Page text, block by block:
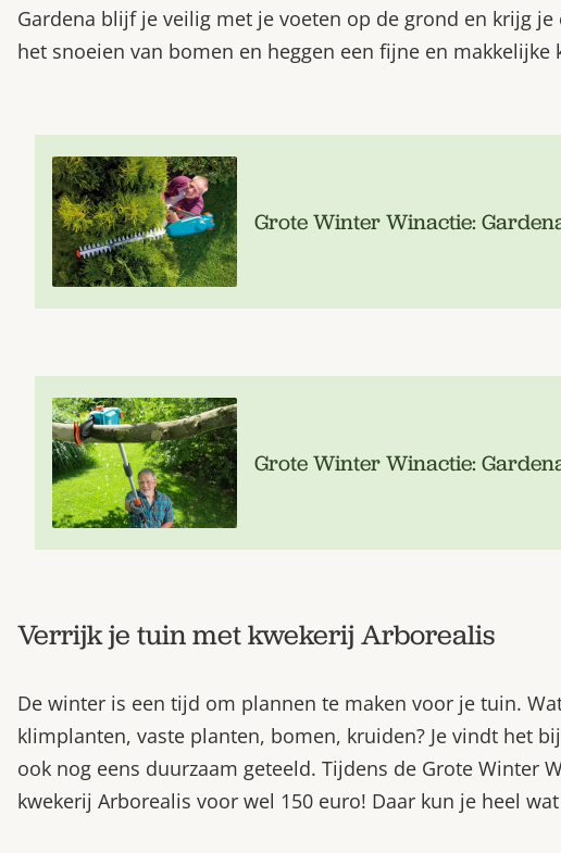
Gardena blijf je veilig met je voeten op de grond en krijg
het snoeien van bomen en heggen een fijne en makkelijke
Grote Winter Winactie:
Grote Winter Winactie:
Verrijk je tuin met kwekerij Arborealis
De winter is een tijd om plannen te maken voor je tuin.
klimplanten, vaste planten, bomen, kruiden? Je vindt het
ook nog eens duurzaam geteeld. Tijdens de Grote Winter
kwekerij Arborealis voor wel 150 euro! Daar kun je heel